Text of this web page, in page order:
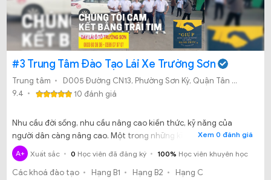
#3 Trung Tâm Đào Tạo Lái Xe Trường Sơn
Trung tâm
D005 Đường CN13, Phường Sơn Kỳ, Quận Tân Phú, TP. Hồ Chí Minh.
9.4
10 đánh giá
Nhu cầu đời sống, nhu cầu nâng cao kiến thức, kỹ năng của
người dân càng nâng cao. Một trong những kĩ năng đang được
mọi người quan tâm nhất hiện nay chính là học thi lái xe ô tô.
Nhưng học lái xe ở đâu thì tốt? Học tại Trung tâm đào tạo lái xe
Trường Sơn có được không?​​​​​​​
Xem 0 đánh giá
A+ Xuất sắc 0 Học viên đã đăng ký 100% Học viên khuyên học
Các khoá đào tạo Hạng B1 Hạng B2 Hạng C